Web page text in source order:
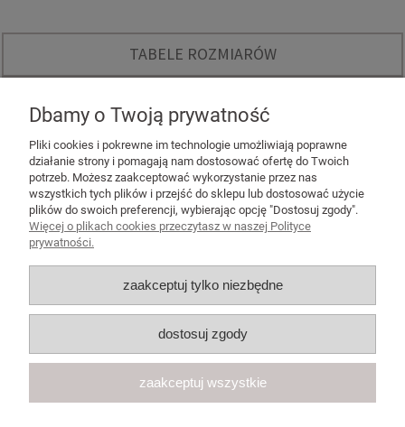
TABELE ROZMIARÓW
INSTAGRAM - KODY RABATOWE
POMOC
MOJE KONTO
PŁATNOŚCI I DOSTAWA
KONTAKT
Dbamy o Twoją prywatność
Pliki cookies i pokrewne im technologie umożliwiają poprawne
działanie strony i pomagają nam dostosować ofertę do Twoich
potrzeb. Możesz zaakceptować wykorzystanie przez nas
wszystkich tych plików i przejść do sklepu lub dostosować użycie
plików do swoich preferencji, wybierając opcję "Dostosuj zgody".
Więcej o plikach cookies przeczytasz w naszej Polityce
prywatności.
zaakceptuj tylko niezbędne
dostosuj zgody
zaakceptuj wszystkie